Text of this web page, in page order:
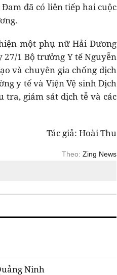
đã có liên tiếp hai cuộc
một phụ nữ Hải Dương
27/1 Bộ trưởng Y tế Nguyễn
và chuyên gia chống dịch
y tế và Viện Vệ sinh Dịch
giám sát dịch tễ và các
Tác giả: Hoài Thu
Theo: Zing News
Ninh